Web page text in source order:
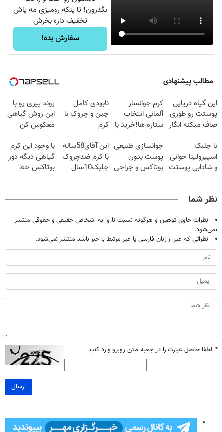
بگذرون! تا پنکه رومیزی مه پاش
تخفیف داره بخرش
سفارش بده!
مطالب پیشنهادی
این گیاه دریایی
پوستت رو طوری
صاف میکنه انگار
شدی🔥
کرم جوانساز
آلمانی انتخاب
ستاره ها!خرید با
نابودی کامل
چین و چروک با
کرم
روند پیری رو با
این روش گیاهی
معکوس کن
با جلبک
اسپیرولینا جوانی
و شادابی پوستت
جوانسازی طبیعی
پوست بدون
بوتاکس و جراحی
این آقای58ساله
با کرم ضدچروک
جلبک10سال
تخفیف)
با وجود این کرم
گیاهی دیگه دور
بوتاکس خط
نظر شما
نظرات حاوی توهین و هرگونه نسبت ناروا به اشخاص حقیقی و حقوقی منتشر
نمی‌شود.
نظراتی که غیر از زبان فارسی یا غیر مرتبط با خبر باشد منتشر نمی‌شود.
* لطفا حاصل عبارت را در جعبه متن روبرو وارد کنید
ارسال